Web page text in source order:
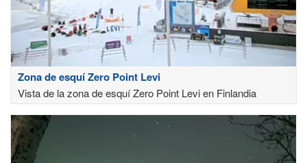
Zona de esquí Zero Point Levi
Vista de la zona de esquí Zero Point Levi en Finlandia